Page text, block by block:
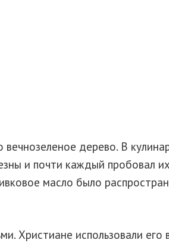
дерево. В
и почти каждый пробовал
масло было
Христиане использовали